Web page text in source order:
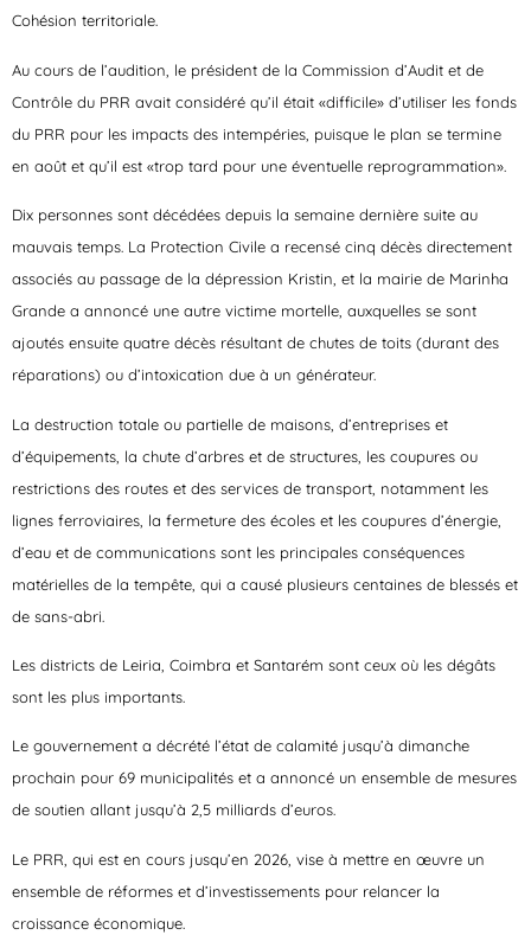
Cohésion territoriale.
Au cours de l’audition, le président de la Commission d’Audit et de
Contrôle du PRR avait considéré qu’il était «difficile» d’utiliser les fonds
du PRR pour les impacts des intempéries, puisque le plan se termine
en août et qu’il est «trop tard pour une éventuelle reprogrammation».
Dix personnes sont décédées depuis la semaine dernière suite au
mauvais temps. La Protection Civile a recensé cinq décès directement
associés au passage de la dépression Kristin, et la mairie de Marinha
Grande a annoncé une autre victime mortelle, auxquelles se sont
ajoutés ensuite quatre décès résultant de chutes de toits (durant des
réparations) ou d’intoxication due à un générateur.
La destruction totale ou partielle de maisons, d’entreprises et
d’équipements, la chute d’arbres et de structures, les coupures ou
restrictions des routes et des services de transport, notamment les
lignes ferroviaires, la fermeture des écoles et les coupures d’énergie,
d’eau et de communications sont les principales conséquences
matérielles de la tempête, qui a causé plusieurs centaines de blessés et
de sans-abri.
Les districts de Leiria, Coimbra et Santarém sont ceux où les dégâts
sont les plus importants.
Le gouvernement a décrété l’état de calamité jusqu’à dimanche
prochain pour 69 municipalités et a annoncé un ensemble de mesures
de soutien allant jusqu’à 2,5 milliards d’euros.
Le PRR, qui est en cours jusqu’en 2026, vise à mettre en œuvre un
ensemble de réformes et d’investissements pour relancer la
croissance économique.